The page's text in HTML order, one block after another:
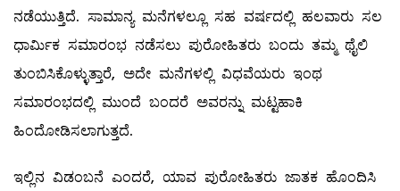
ನಡೆಯುತ್ತಿದೆ. ಸಾಮಾನ್ಯ ಮನೆಗಳಲ್ಲೂ ಸಹ ವರ್ಷದಲ್ಲಿ ಹಲವಾರು ಸಲ
ಧಾರ್ಮಿಕ ಸಮಾರಂಭ ನಡೆಸಲು ಪುರೋಹಿತರು ಬಂದು ತಮ್ಮ ಥೈಲಿ
ತುಂಬಿಸಿಕೊಳ್ಳುತ್ತಾರೆ, ಅದೇ ಮನೆಗಳಲ್ಲಿ ವಿಧವೆಯರು ಇಂಥ
ಸಮಾರಂಭದಲ್ಲಿ ಮುಂದೆ ಬಂದರೆ ಅವರನ್ನು ಮಟ್ಟಹಾಕಿ
ಹಿಂದೋಡಿಸಲಾಗುತ್ತದೆ.
ಇಲ್ಲಿನ ವಿಡಂಬನೆ ಎಂದರೆ, ಯಾವ ಪುರೋಹಿತರು ಜಾತಕ ಹೊಂದಿಸಿ